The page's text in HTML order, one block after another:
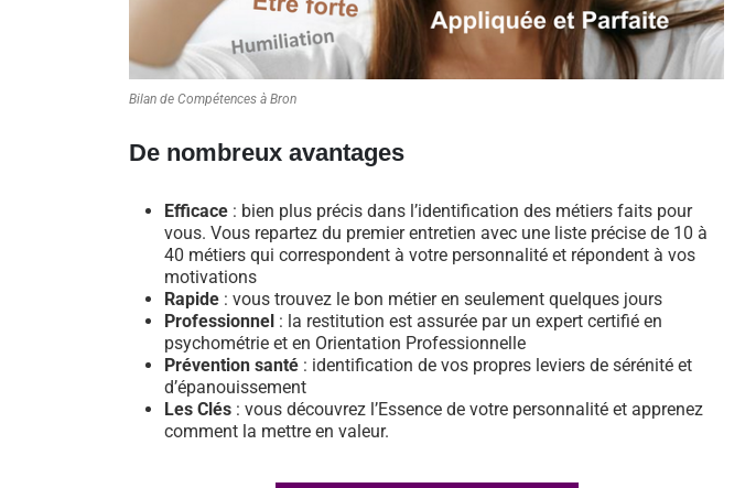
Bilan de Compétences à Bron
De nombreux avantages
Efficace : bien plus précis dans l’identification des métiers faits pour
vous. Vous repartez du premier entretien avec une liste précise de 10 à
40 métiers qui correspondent à votre personnalité et répondent à vos
motivations
Rapide : vous trouvez le bon métier en seulement quelques jours
Professionnel : la restitution est assurée par un expert certifié en
psychométrie et en Orientation Professionnelle
Prévention santé : identification de vos propres leviers de sérénité et
d’épanouissement
Les Clés : vous découvrez l’Essence de votre personnalité et apprenez
comment la mettre en valeur.